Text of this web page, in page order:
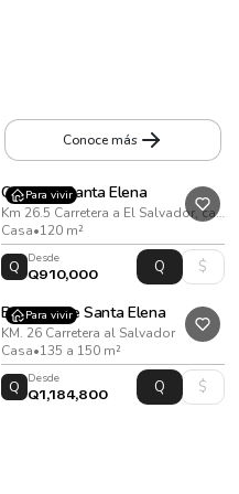
Conoce más
Para vivir
Condado Santa Elena
Km 26.5 Carretera a El Salvador, camino hacia Santa Elena Barillas
Casa•120 m²
Q
Desde
Q910,000
Para vivir
Bosques de Santa Elena
KM. 26 Carretera al Salvador
Casa•135 a 150 m²
Q
Desde
Q1,184,800